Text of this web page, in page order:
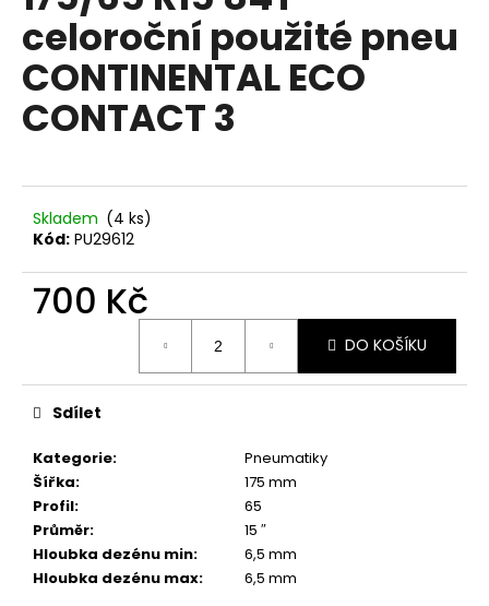
z
5
hvězdiček.
celoroční použité pneu
CONTINENTAL ECO
CONTACT 3
Skladem (4 ks)
Kód: PU29612
700 Kč
DO KOŠÍKU
Kategorie:
Pneumatiky
Šířka:
175 mm
Profil:
65
Průměr:
15 ″
Hloubka dezénu min:
6,5 mm
Hloubka dezénu max: 6,5 mm
Sdílet
a
j
í
t
?
o
u
č
u
e
m